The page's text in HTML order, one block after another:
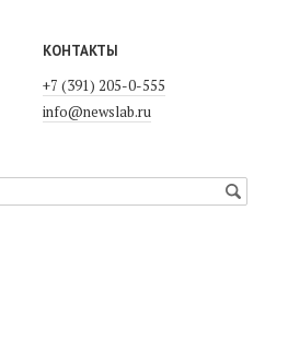
КОНТАКТЫ
+7 (391) 205-0-555
info@newslab.ru